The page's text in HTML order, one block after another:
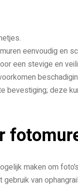
eenvoudig en
een stevige en
bevestiging; deze
maken om
van